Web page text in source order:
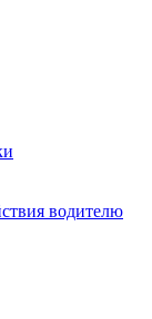
водителю